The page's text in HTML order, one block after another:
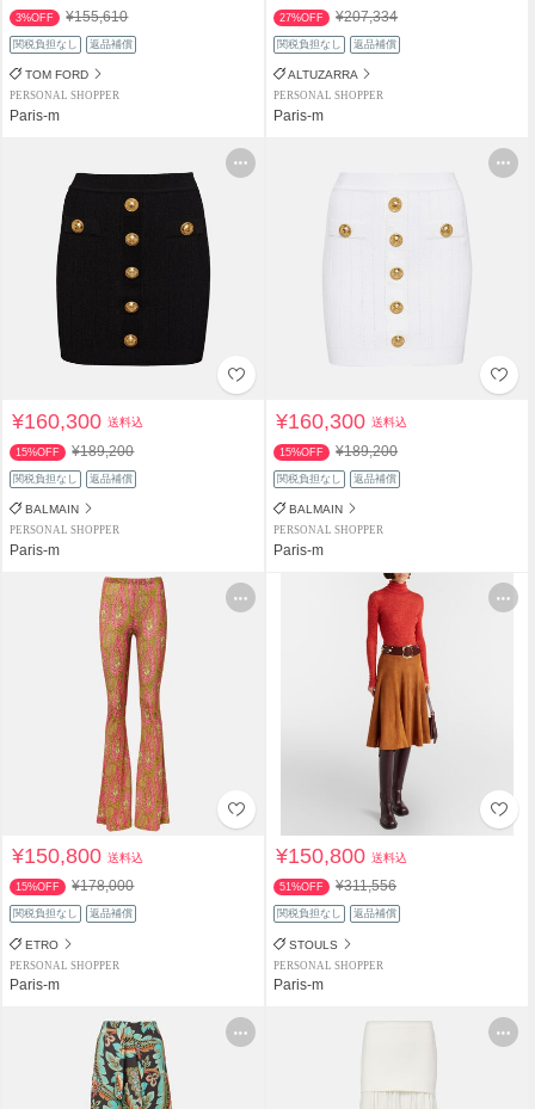
3%OFF ¥155,610
関税負担なし 返品補償
TOM FORD
PERSONAL SHOPPER
Paris-m
27%OFF ¥207,334
関税負担なし 返品補償
ALTUZARRA
PERSONAL SHOPPER
Paris-m
¥160,300送料込
15%OFF ¥189,200
関税負担なし 返品補償
BALMAIN
PERSONAL SHOPPER
Paris-m
¥160,300送料込
15%OFF ¥189,200
関税負担なし 返品補償
BALMAIN
PERSONAL SHOPPER
Paris-m
¥150,800送料込
15%OFF ¥178,000
関税負担なし 返品補償
ETRO
PERSONAL SHOPPER
Paris-m
¥150,800送料込
51%OFF ¥311,556
関税負担なし 返品補償
STOULS
PERSONAL SHOPPER
Paris-m